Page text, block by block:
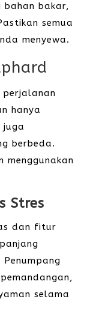
bakar,
semua
menyewa.
perjalanan
hanya
juga
berbeda.
menggunakan
Stres
dan fitur
Penumpang
selama